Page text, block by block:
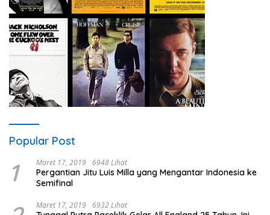
Popular Post
1 Maret 17, 2019 6948 Lihat
Pergantian Jitu Luis Milla yang Mengantar Indonesia ke
Semifinal
Maret 17, 2019 6932 Lihat